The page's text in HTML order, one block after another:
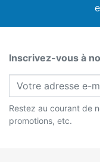
Inscrivez-vous à
Restez au courant de
promotions, etc.